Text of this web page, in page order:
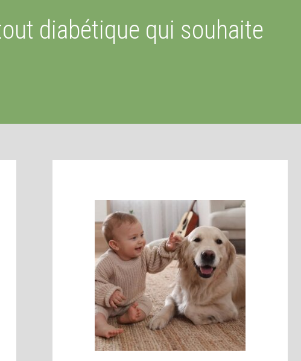
diabétique qui souhaite